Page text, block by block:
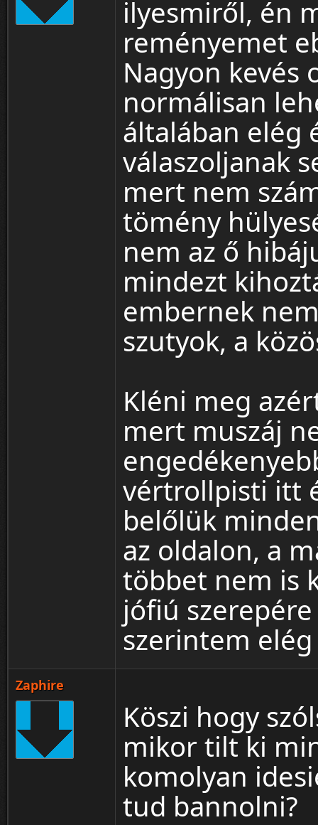
ilyesmiről, én
reményemet
Nagyon kevés
normálisan
általában elég
válaszoljanak
mert nem
tömény
nem az ő
mindezt
embernek
szutyok, a
Kléni meg
mert muszáj
vértrollpisti itt
belőlük
az oldalon, a
többet nem is
jófiú
szerintem
Zaphire
Köszi hogy
mikor tilt ki
komolyan
tud bannolni?